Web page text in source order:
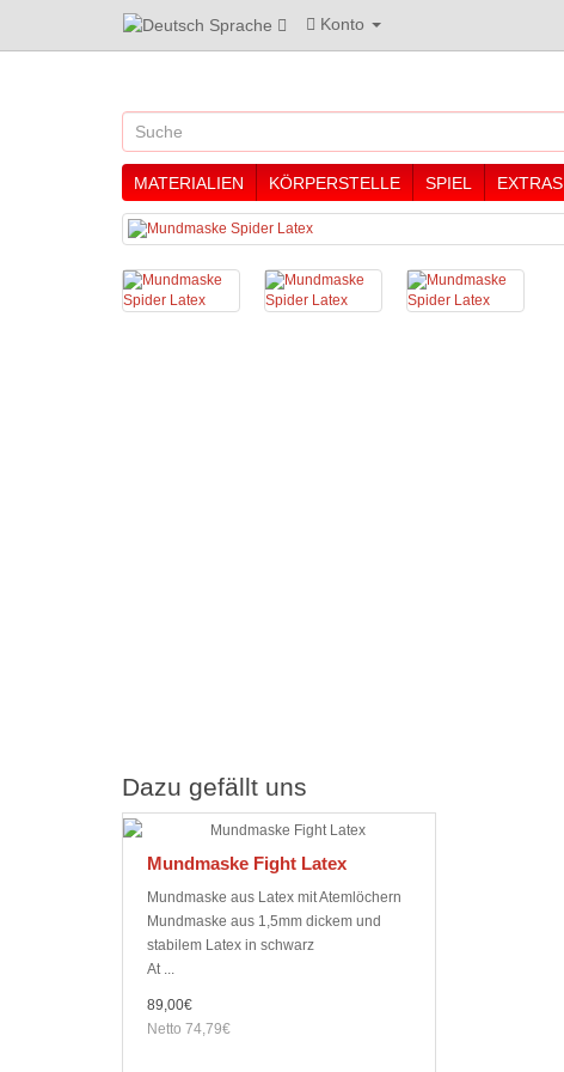
Sprache Konto
MATERIALIEN KÖRPERSTELLE SPIEL EXTRAS
Dazu gefällt uns
Mundmaske Fight Latex
Mundmaske aus Latex mit Atemlöchern
Mundmaske aus 1,5mm dickem und
stabilem Latex in schwarz
At ...
89,00€
Netto 74,79€